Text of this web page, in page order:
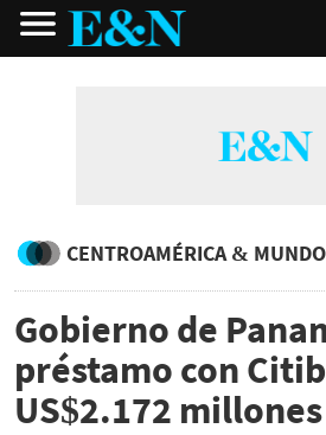
CENTROAMÉRICA & MUNDO
Gobierno de
préstamo con
US$2.172 millones